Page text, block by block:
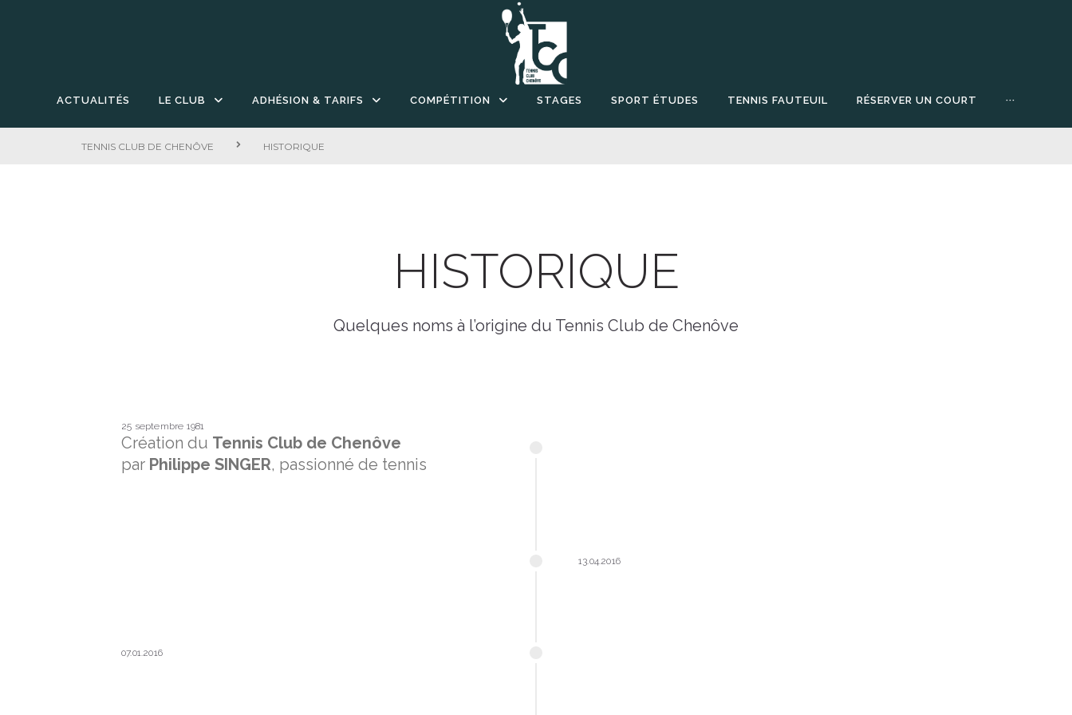
ACTUALITÉS LE CLUB ADHÉSION & TARIFS COMPÉTITION STAGES SPORT ÉTUDES TENNIS FAUTEUIL RÉSERVER UN COURT ···
TENNIS CLUB DE CHENÔVE HISTORIQUE
HISTORIQUE
Quelques noms à l’origine du Tennis Club de Chenôve
25 septembre 1981
Création du Tennis Club de Chenôve
par Philippe SINGER, passionné de tennis
13.04.2016
07.01.2016